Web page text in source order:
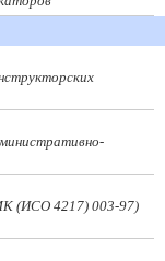
(ИСО 4217) 003-97)